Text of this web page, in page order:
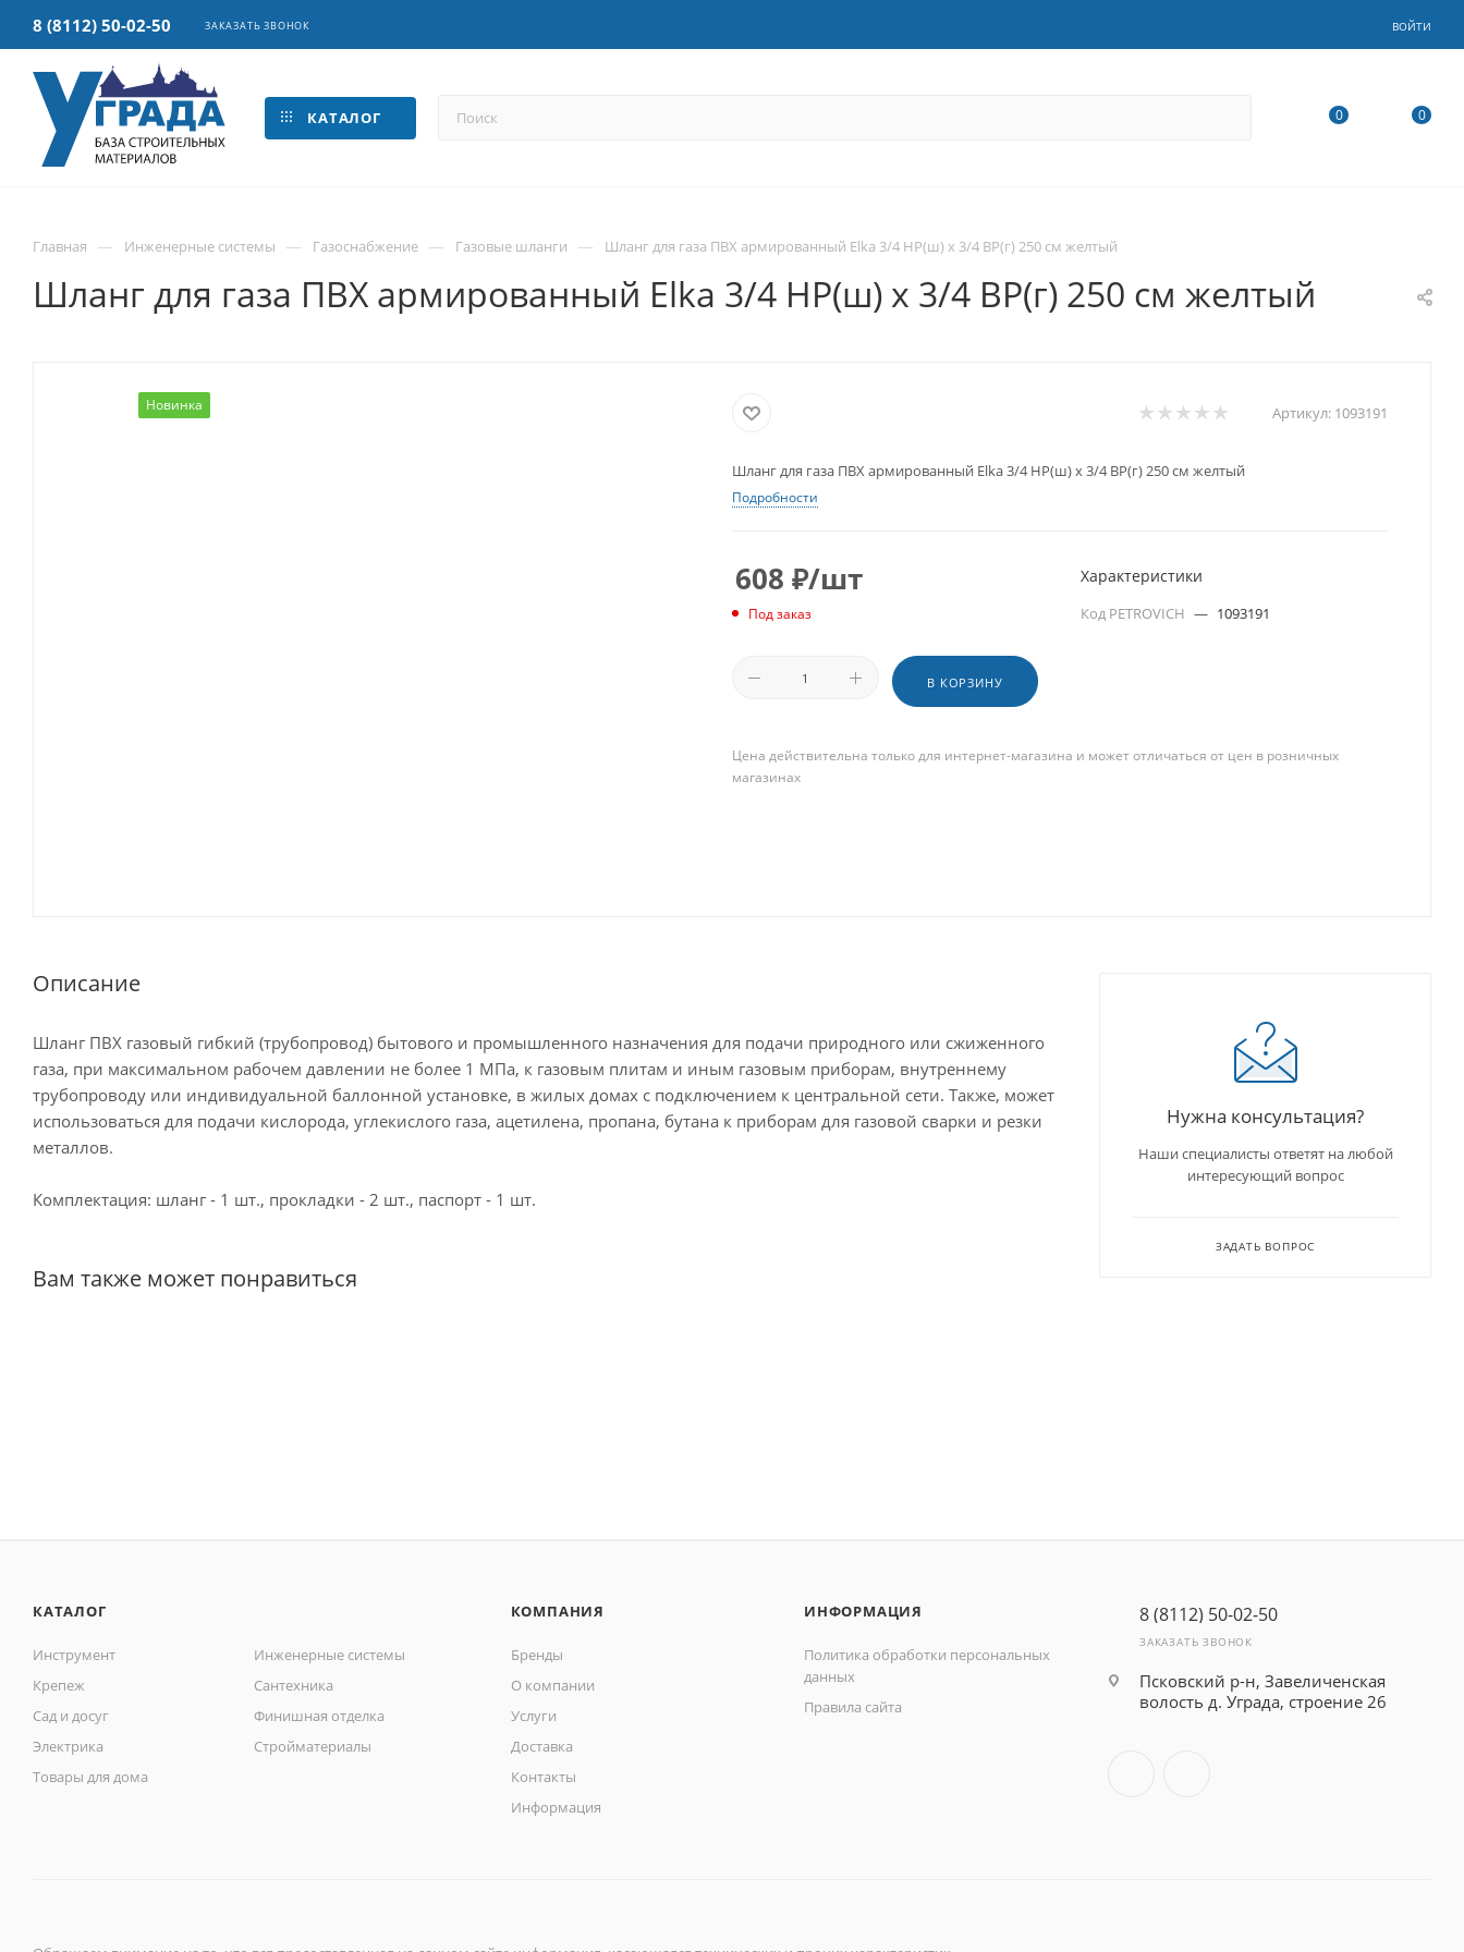
8 (8112) 50-02-50 ЗАКАЗАТЬ ЗВОНОК ВОЙТИ
КАТАЛОГ 0 0
Главная — Инженерные системы — Газоснабжение — Газовые шланги — Шланг для газа ПВХ армированный Elka 3/4 НР(ш) х 3/4 ВР(г) 250 см желтый
Шланг для газа ПВХ армированный Elka 3/4 НР(ш) х 3/4 ВР(г) 250 см желтый
Новинка Артикул: 1093191
Шланг для газа ПВХ армированный Elka 3/4 НР(ш) х 3/4 ВР(г) 250 см желтый
Подробности
608 ₽/шт
Под заказ
В КОРЗИНУ
Характеристики
Код PETROVICH — 1093191
Цена действительна только для интернет-магазина и может отличаться от цен в розничных
магазинах
Описание
Шланг ПВХ газовый гибкий (трубопровод) бытового и промышленного назначения для подачи природного или сжиженного
газа, при максимальном рабочем давлении не более 1 МПа, к газовым плитам и иным газовым приборам, внутреннему
трубопроводу или индивидуальной баллонной установке, в жилых домах с подключением к центральной сети. Также, может
использоваться для подачи кислорода, углекислого газа, ацетилена, пропана, бутана к приборам для газовой сварки и резки
металлов.
Комплектация: шланг - 1 шт., прокладки - 2 шт., паспорт - 1 шт.
Вам также может понравиться
Нужна консультация?
Наши специалисты ответят на любой
интересующий вопрос
ЗАДАТЬ ВОПРОС
КАТАЛОГ
Инструмент
Инженерные системы
Крепеж
Сантехника
Сад и досуг
Финишная отделка
Электрика
Стройматериалы
Товары для дома
КОМПАНИЯ
Бренды
О компании
Услуги
Доставка
Контакты
Информация
ИНФОРМАЦИЯ
Политика обработки персональных
данных
Правила сайта
8 (8112) 50-02-50
ЗАКАЗАТЬ ЗВОНОК
Псковский р-н, Завеличенская
волость д. Уграда, строение 26